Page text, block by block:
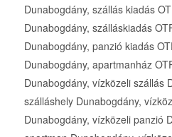
Dunabogdány, szállás kiadás
Dunabogdány, szálláskiadás
Dunabogdány, panzió kiadás
Dunabogdány, apartmanház
Dunabogdány, vízközeli szállás
szálláshely Dunabogdány,
Dunabogdány, vízközeli panzió